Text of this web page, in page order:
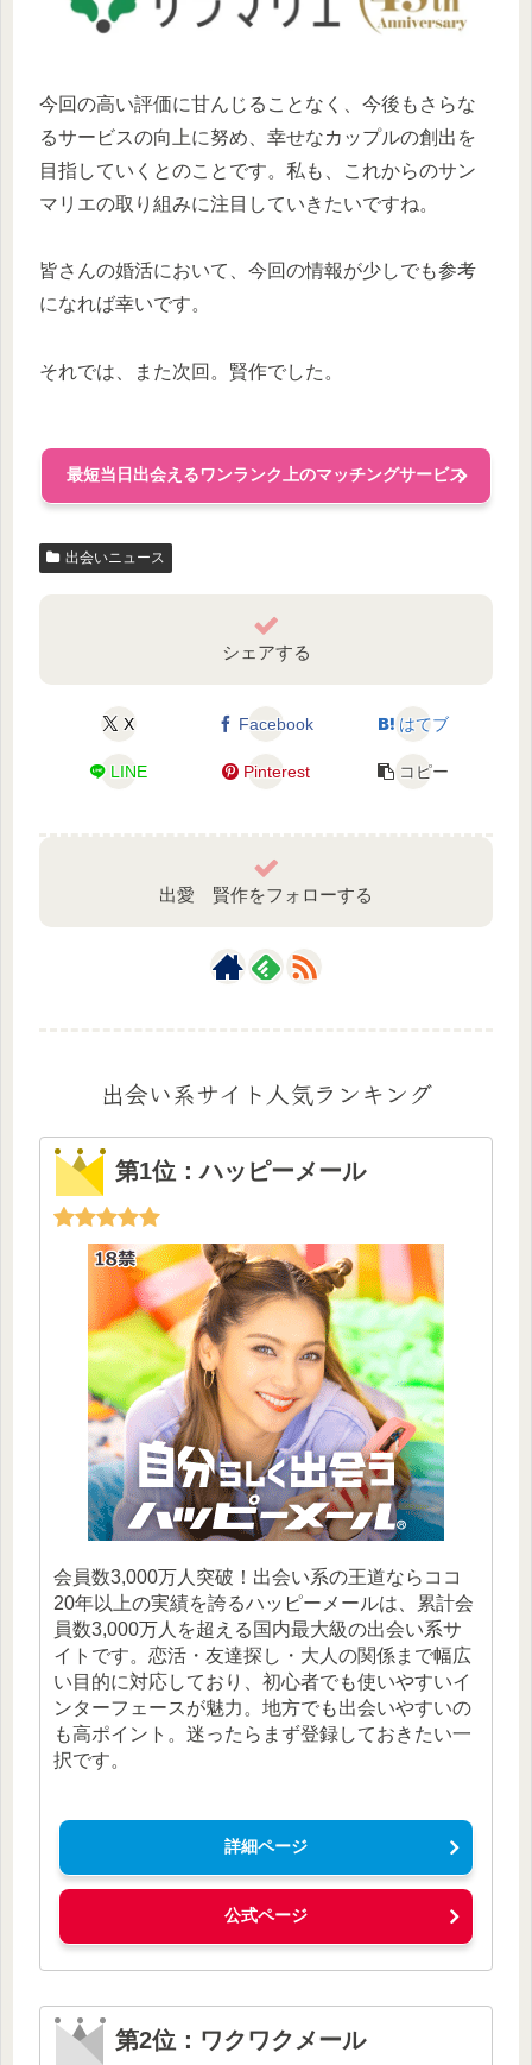
今回の高い評価に甘んじることなく、今後もさらな
るサービスの向上に努め、幸せなカップルの創出を
目指していくとのことです。私も、これからのサン
マリエの取り組みに注目していきたいですね。
皆さんの婚活において、今回の情報が少しでも参考
になれば幸いです。
それでは、また次回。賢作でした。
最短当日出会えるワンランク上のマッチングサービス
出会いニュース
シェアする
X Facebook はてブ
LINE Pinterest コピー
出愛 賢作をフォローする
出会い系サイト人気ランキング
第1位：ハッピーメール
会員数3,000万人突破！出会い系の王道ならココ
20年以上の実績を誇るハッピーメールは、累計会
員数3,000万人を超える国内最大級の出会い系サ
イトです。恋活・友達探し・大人の関係まで幅広
い目的に対応しており、初心者でも使いやすいイ
ンターフェースが魅力。地方でも出会いやすいの
も高ポイント。迷ったらまず登録しておきたい一
択です。
詳細ページ
公式ページ
第2位：ワクワクメール